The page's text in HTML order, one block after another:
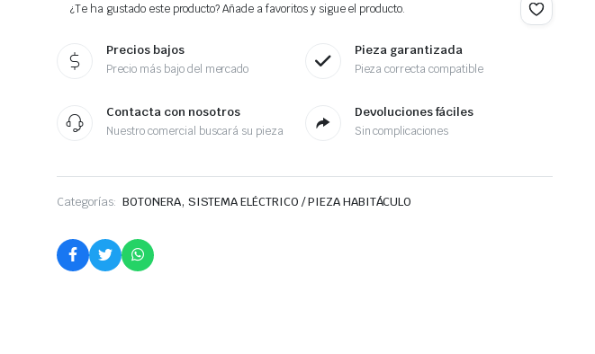
¿Te ha gustado este producto? Añade a favoritos y sigue el producto.
Precios bajos
Precio más bajo del mercado
Pieza garantizada
Pieza correcta compatible
Contacta con nosotros
Nuestro comercial buscará su pieza
Devoluciones fáciles
Sin complicaciones
Categorías: BOTONERA, SISTEMA ELÉCTRICO / PIEZA HABITÁCULO